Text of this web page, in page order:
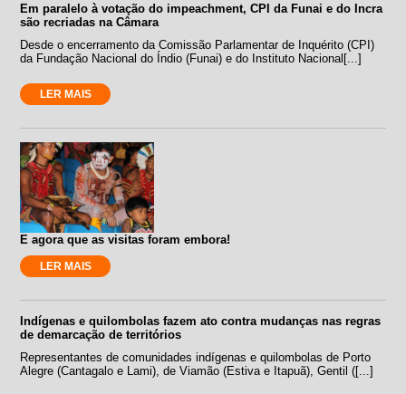
Em paralelo à votação do impeachment, CPI da Funai e do Incra
são recriadas na Câmara
Desde o encerramento da Comissão Parlamentar de Inquérito (CPI)
da Fundação Nacional do Índio (Funai) e do Instituto Nacional[...]
LER MAIS
E agora que as visitas foram embora!
LER MAIS
Indígenas e quilombolas fazem ato contra mudanças nas regras
de demarcação de territórios
Representantes de comunidades indígenas e quilombolas de Porto
Alegre (Cantagalo e Lami), de Viamão (Estiva e Itapuã), Gentil ([...]